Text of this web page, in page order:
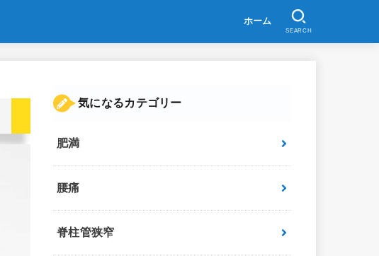
ホーム
SEARCH
気になるカテゴリー
肥満
腰痛
脊柱管狭窄